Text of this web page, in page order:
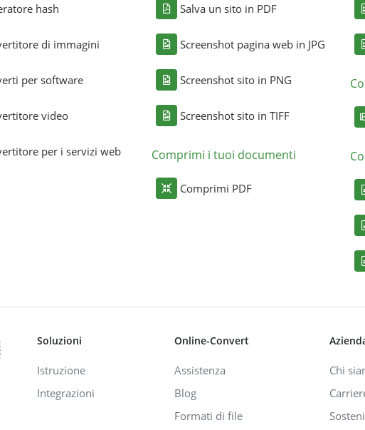
hash
di immagini
per software
video
per i servizi web
Salva un sito in PDF
Screenshot pagina web in JPG
Screenshot sito in PNG
Screenshot sito in TIFF
Comprimi i tuoi documenti
Comprimi PDF
Soluzioni
Istruzione
Integrazioni
Online-Convert
Assistenza
Blog
Formati di file
Chi